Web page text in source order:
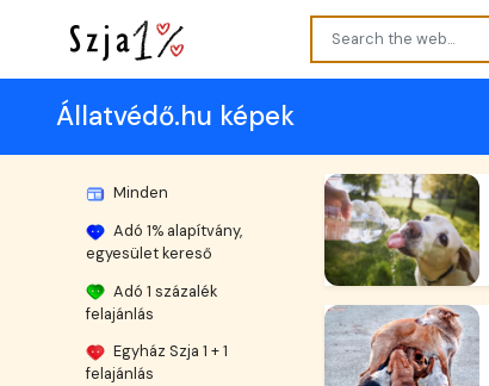
Állatvédő.hu képek
Minden
Adó 1% alapítvány,
egyesület kereső
Adó 1 százalék
felajánlás
Egyház Szja 1 + 1
felajánlás